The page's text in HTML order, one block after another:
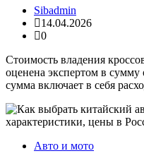
Sibadmin
14.04.2026
0
Стоимость владения
оценена экспертом в
сумма включает в себя
Авто и мото